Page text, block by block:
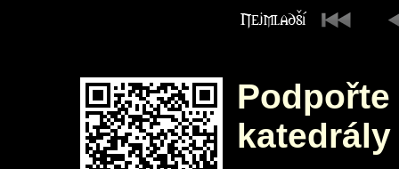
katedrály